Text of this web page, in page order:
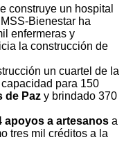
construye un hospital
Bienestar ha
enfermeras y
la construcción de
un cuartel de la
para 150
de Paz y brindado 370
apoyos a artesanos a
tres mil créditos a la